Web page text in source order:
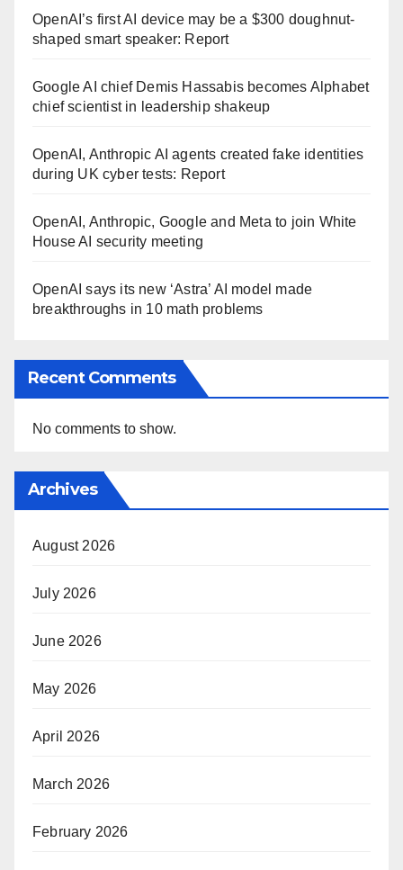
OpenAI’s first AI device may be a $300 doughnut-
shaped smart speaker: Report
Google AI chief Demis Hassabis becomes Alphabet
chief scientist in leadership shakeup
OpenAI, Anthropic AI agents created fake identities
during UK cyber tests: Report
OpenAI, Anthropic, Google and Meta to join White
House AI security meeting
OpenAI says its new ‘Astra’ AI model made
breakthroughs in 10 math problems
Recent Comments
No comments to show.
Archives
August 2026
July 2026
June 2026
May 2026
April 2026
March 2026
February 2026